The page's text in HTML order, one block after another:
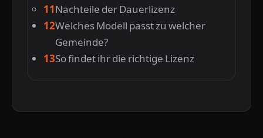
Nachteile der Dauerlizenz
Welches Modell passt zu welcher
Gemeinde?
So findet ihr die richtige Lizenz